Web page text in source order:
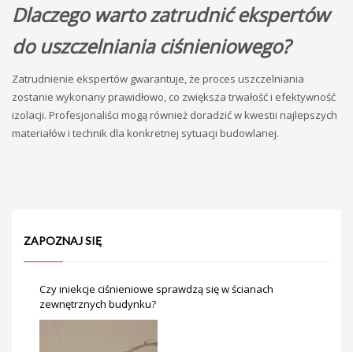
Dlaczego warto zatrudnić ekspertów
do uszczelniania ciśnieniowego?
Zatrudnienie ekspertów gwarantuje, że proces uszczelniania
zostanie wykonany prawidłowo, co zwiększa trwałość i efektywność
izolacji. Profesjonaliści mogą również doradzić w kwestii najlepszych
materiałów i technik dla konkretnej sytuacji budowlanej.
ZAPOZNAJ SIĘ
Czy iniekcje ciśnieniowe sprawdzą się w ścianach
zewnętrznych budynku?